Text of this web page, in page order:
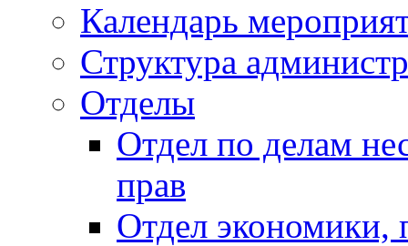
Календарь
Структура
Отделы
Отдел по делам
прав
Отдел экономики,